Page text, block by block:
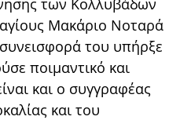
Μακάριο Νοταρά
του υπήρξε
ποιμαντικό και
και ο συγγραφέας
και του